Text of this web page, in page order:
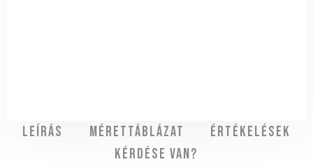
Leírás Mérettáblázat
Értékelések
Kérdése van?